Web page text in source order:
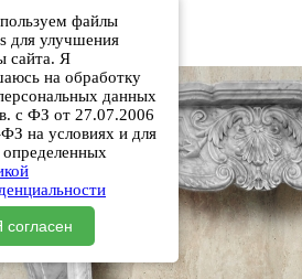
файлы
для улучшения
сайта. Я
на обработку
данных
с ФЗ от 27.07.2006
на условиях и для
определенных
согласен